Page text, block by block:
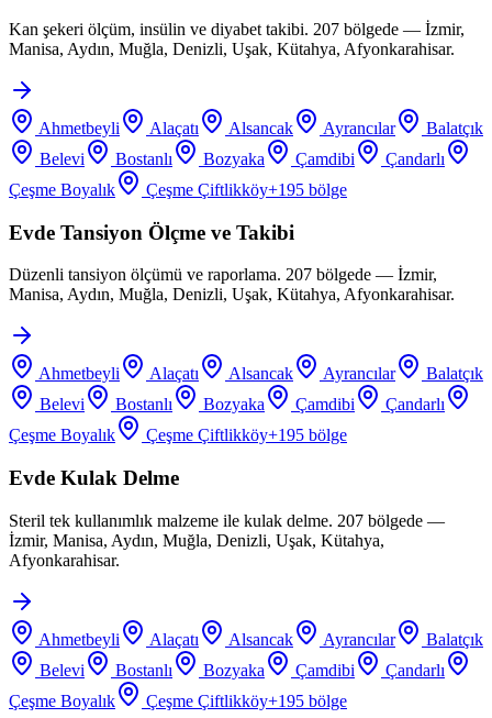
Kan şekeri ölçüm, insülin ve diyabet takibi. 207 bölgede — İzmir,
Manisa, Aydın, Muğla, Denizli, Uşak, Kütahya, Afyonkarahisar.
Ahmetbeyli Alaçatı Alsancak Ayrancılar
Balatçık
Belevi
Bostanlı Bozyaka Çamdibi
Çandarlı
Çeşme Boyalık
Çeşme Çiftlikköy+195 bölge
Evde Tansiyon Ölçme ve Takibi
Düzenli tansiyon ölçümü ve raporlama. 207 bölgede — İzmir,
Manisa, Aydın, Muğla, Denizli, Uşak, Kütahya, Afyonkarahisar.
Ahmetbeyli Alaçatı Alsancak Ayrancılar
Balatçık
Belevi
Bostanlı Bozyaka Çamdibi
Çandarlı
Çeşme Boyalık
Çeşme Çiftlikköy+195 bölge
Evde Kulak Delme
Steril tek kullanımlık malzeme ile kulak delme. 207 bölgede —
İzmir, Manisa, Aydın, Muğla, Denizli, Uşak, Kütahya,
Afyonkarahisar.
Ahmetbeyli Alaçatı Alsancak Ayrancılar
Balatçık
Belevi
Bostanlı Bozyaka Çamdibi
Çandarlı
Çeşme Boyalık
Çeşme Çiftlikköy+195 bölge